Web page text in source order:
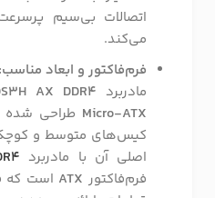
اتصالات بی‌سیم
می‌کند.
فرم‌فاکتور و ابعاد مناسب:
مادربرد AX DDR4
Micro-ATX طراحی شده
کیس‌های متوسط و
اصلی آن با مادربرد
فرم‌فاکتور ATX است که